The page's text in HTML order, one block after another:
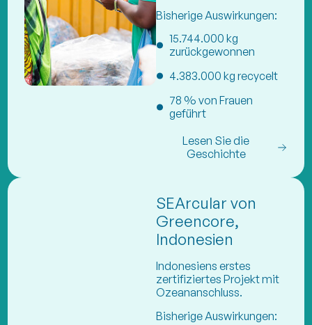
Bisherige Auswirkungen:
15.744.000 kg
zurückgewonnen
4.383.000 kg recycelt
78 % von Frauen
geführt
Lesen Sie die
Geschichte
SEArcular von
Greencore,
Indonesien
Indonesiens erstes
zertifiziertes Projekt mit
Ozeananschluss.
Bisherige Auswirkungen: